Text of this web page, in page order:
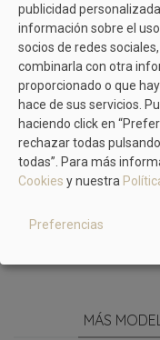
para devolvernos
productoaquítienes todos
detalles.
Deportivo
MÁS
publicidad
información sobre el
socios de redes
combinarla con otra
proporcionado o que
hace de sus servicios.
haciendo click en
rechazar todas
todas”. Para más
Cookies y nuestra
Preferencias